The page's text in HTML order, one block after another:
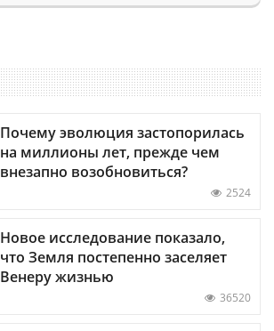
Почему эволюция застопорилась
на миллионы лет, прежде чем
внезапно возобновиться?
2524
Новое исследование показало,
что Земля постепенно заселяет
Венеру жизнью
36520